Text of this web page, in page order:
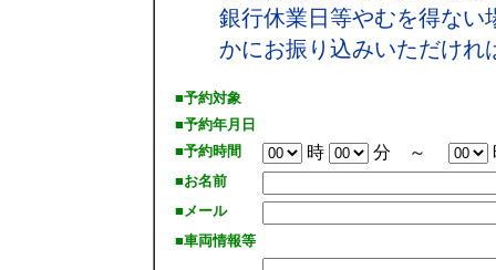
銀行休業日等やむを得ない
かにお振り込みいただけれ
■予約対象
■予約年月日
■予約時間
時 分 ～
■お名前
■メール
■車両情報等